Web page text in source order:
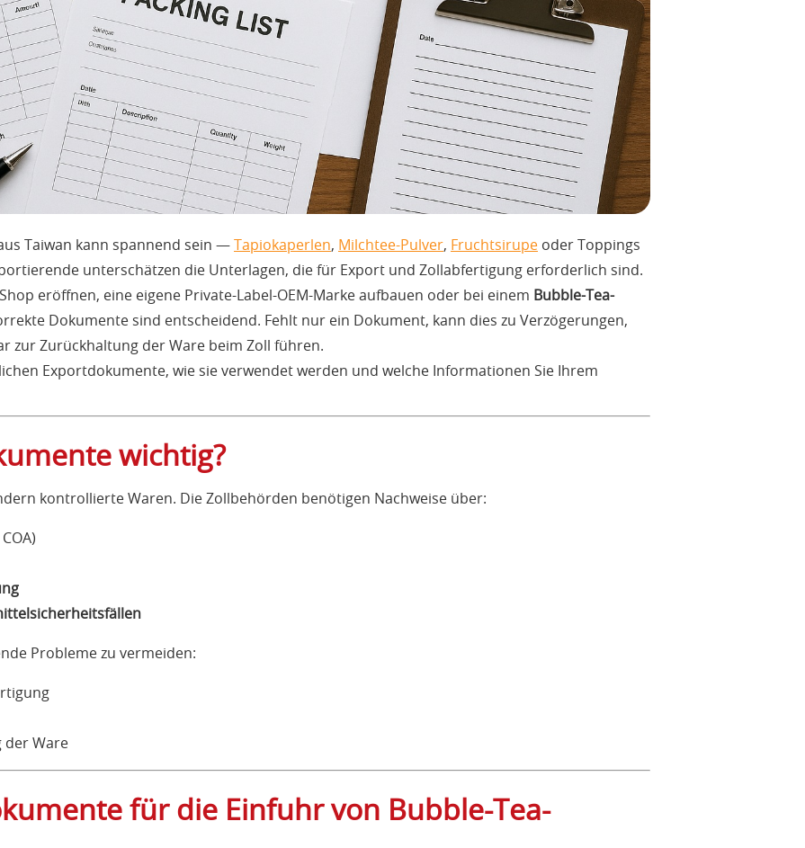
Taiwan kann spannend sein —Tapiokaperlen, Milchtee-Pulver, Fruchtsirupe oder Toppings
unterschätzen die Unterlagen, die für Export und Zollabfertigung erforderlich sind.
eröffnen, eine eigene Private-Label-OEM-Marke aufbauen oder bei einem Bubble-Tea-
Dokumente sind entscheidend. Fehlt nur ein Dokument, kann dies zu Verzögerungen,
zur Zurückhaltung der Ware beim Zoll führen.
Exportdokumente, wie sie verwendet werden und welche Informationen Sie Ihrem
wichtig?
kontrollierte Waren. Die Zollbehörden benötigen Nachweise über:
Probleme zu vermeiden:
der Ware
für die Einfuhr von Bubble-Tea-